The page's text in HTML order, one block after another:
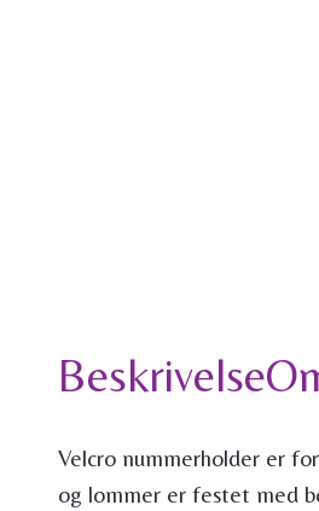
Beskrivelse
Velcro nummerholder er
og lommer er festet med